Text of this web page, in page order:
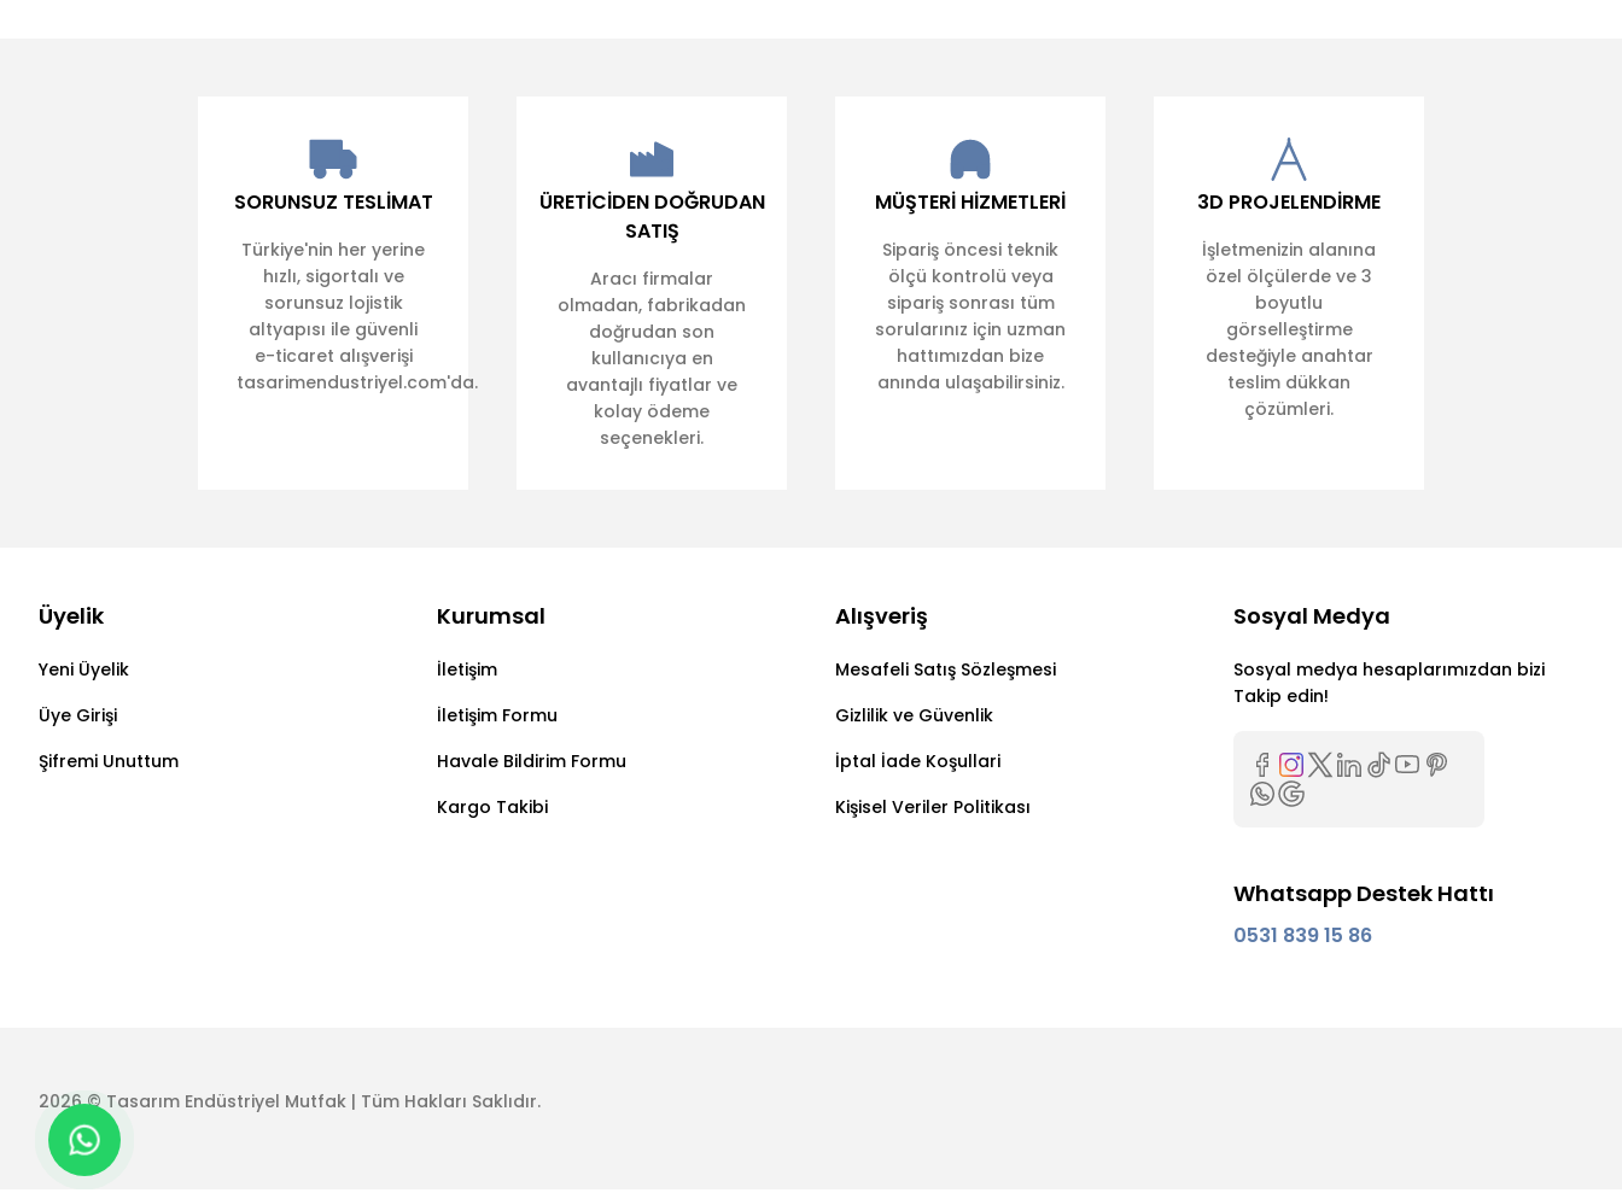
SORUNSUZ TESLİMAT
Türkiye'nin her yerine
hızlı, sigortalı ve
sorunsuz lojistik
altyapısı ile güvenli
e-ticaret alışverişi
tasarimendustriyel.com'da.
ÜRETİCİDEN DOĞRUDAN
SATIŞ
Aracı firmalar
olmadan, fabrikadan
doğrudan son
kullanıcıya en
avantajlı fiyatlar ve
kolay ödeme
seçenekleri.
MÜŞTERİ HİZMETLERİ
Sipariş öncesi teknik
ölçü kontrolü veya
sipariş sonrası tüm
sorularınız için uzman
hattımızdan bize
anında ulaşabilirsiniz.
3D PROJELENDİRME
İşletmenizin alanına
özel ölçülerde ve 3
boyutlu
görselleştirme
desteğiyle anahtar
teslim dükkan
çözümleri.
Üyelik
Yeni Üyelik
Üye Girişi
Şifremi Unuttum
Kurumsal
İletişim
İletişim Formu
Havale Bildirim Formu
Kargo Takibi
Alışveriş
Mesafeli Satış Sözleşmesi
Gizlilik ve Güvenlik
İptal İade Koşullari
Kişisel Veriler Politikası
Sosyal Medya
Sosyal medya hesaplarımızdan bizi
Takip edin!
Whatsapp Destek Hattı
0531 839 15 86
2026 © Tasarım Endüstriyel Mutfak | Tüm Hakları Saklıdır.